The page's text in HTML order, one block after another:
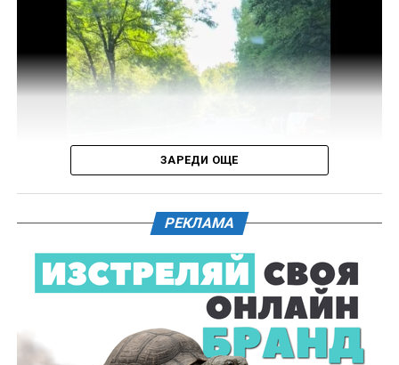
средства, с евентуално последвало
компрометиране на пътната настилка.
Във връзка с изясняване на този въпрос предстои
назначаване на химическа експертиза на иззети в
Действията по разследването продължават под
ръководството на Окръжна прокуратура – Габрово.
61-годишен мъж от севлиевското село Шумата
загуби живота след като катастрофира с мотор.
Тежкият инцидент е станал в събота, 1 август, около
10.00 часа в прохода Шипка. По данни на полицията
мотористът е самокатастрофирал.
ЗАРЕДИ ОЩЕ
РЕКЛАМА